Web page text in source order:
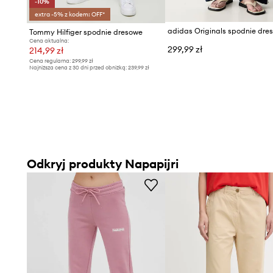
extra -5% z kodem: OFF*
Tommy Hilfiger spodnie dresowe
Cena aktualna:
214,99 zł
Cena regularna: 299,99 zł
Najniższa cena z 30 dni przed obniżką: 239,99 zł
299,99 zł
Odkryj produkty Napapijri